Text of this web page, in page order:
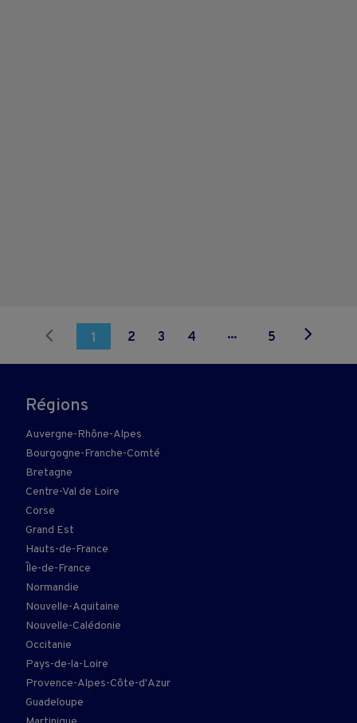
1 2 3 4 ... 5
Régions
Auvergne-Rhône-Alpes
Bourgogne-Franche-Comté
Bretagne
Centre-Val de Loire
Corse
Grand Est
Hauts-de-France
Île-de-France
Normandie
Nouvelle-Aquitaine
Nouvelle-Calédonie
Occitanie
Pays-de-la-Loire
Provence-Alpes-Côte-d'Azur
Guadeloupe